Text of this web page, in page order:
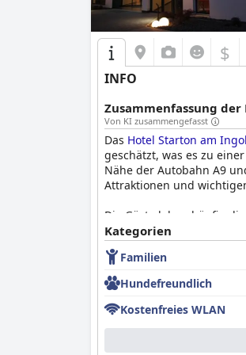
Insgesamt bietet das
modernen
$
INFO
Zusammenfassung
Von KI zusammengefasst
Das Hotel Starton am
geschätzt, was es zu
Nähe der Autobahn A9
Attraktionen und
Die Gäste loben häufig
einen komfortablen und
Atmosphäre beiträgt.
zusätzlich zum
Auswahl an frischen und
Das Personal imHotel
und zuvorkommende
Familien, trotz
bekannt, was seine
Kategorien
Familien
Hundefreundlich
Kostenfreies WLAN